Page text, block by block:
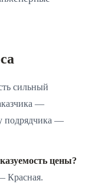
сильный
—
подрядчика —
цены?
Красная.